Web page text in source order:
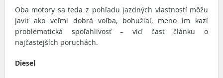
Oba motory sa teda z pohľadu jazdných vlastností môžu
javiť ako veľmi dobrá voľba, bohužiaľ, meno im kazí
problematická spoľahlivosť – viď časť článku o
najčastejších poruchách.
Diesel